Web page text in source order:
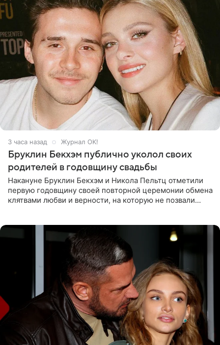
3 часа назад Журнал OK!
Бруклин Бекхэм публично уколол своих
родителей в годовщину свадьбы
Накануне Бруклин Бекхэм и Никола Пельтц отметили
первую годовщину своей повторной церемонии обмена
клятвами любви и верности, на которую не позвали